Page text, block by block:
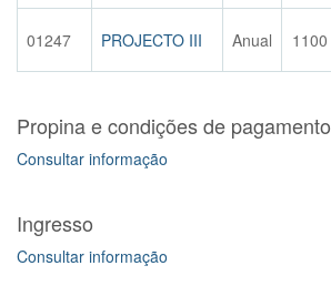
01247 PROJECTO III Anual 1100
Propina e condições de pagamento
Consultar informação
Ingresso
Consultar informação